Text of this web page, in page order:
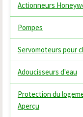
Actionneurs
Pompes
Servomoteurs pour
Adoucisseurs d'eau
Protection du
Aperçu